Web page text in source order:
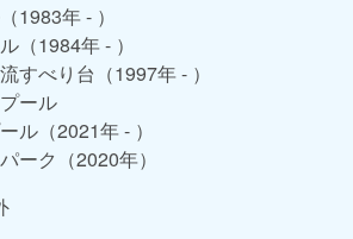
1983年 - ）
（1984年 - ）
すべり台（1997年 - ）
ール
ル（2021年 - ）
ーク（2020年）